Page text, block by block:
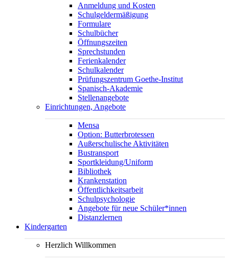
Anmeldung und Kosten
Schulgeldermäßigung
Formulare
Schulbücher
Öffnungszeiten
Sprechstunden
Ferienkalender
Schulkalender
Prüfungszentrum Goethe-Institut
Spanisch-Akademie
Stellenangebote
Einrichtungen, Angebote
Mensa
Option: Butterbrotessen
Außerschulische Aktivitäten
Bustransport
Sportkleidung/Uniform
Bibliothek
Krankenstation
Öffentlichkeitsarbeit
Schulpsychologie
Angebote für neue Schüler*innen
Distanzlernen
Kindergarten
Herzlich Willkommen